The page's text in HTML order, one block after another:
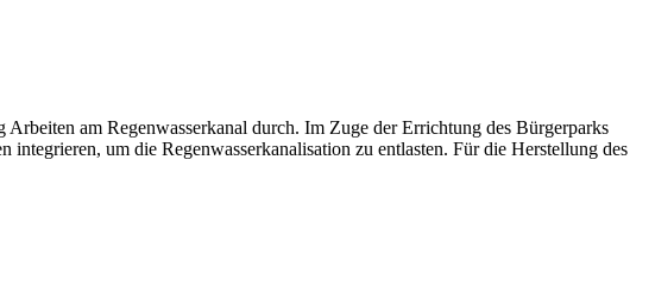
am Regenwasserkanal durch. Im Zuge der Errichtung des Bürgerparks
um die Regenwasserkanalisation zu entlasten. Für die Herstellung des